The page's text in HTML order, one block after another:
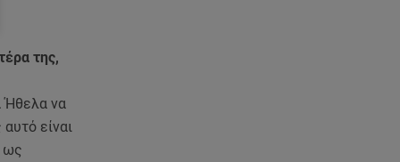
της,
Ήθελα να
είναι
ως